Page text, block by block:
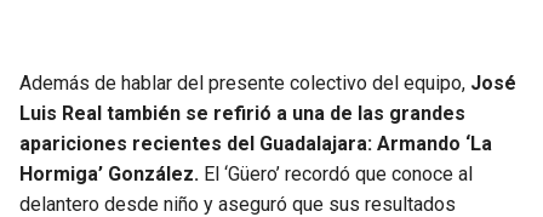
Además de hablar del presente colectivo del equipo, José
Luis Real también se refirió a una de las grandes
apariciones recientes del Guadalajara: Armando ‘La
Hormiga’ González. El ‘Güero’ recordó que conoce al
delantero desde niño y aseguró que sus resultados